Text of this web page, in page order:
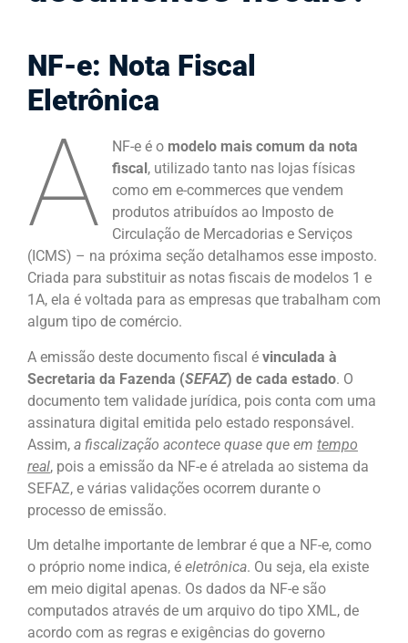
NF-e: Nota Fiscal
Eletrônica
A NF-e é o modelo mais comum da nota
fiscal , utilizado tanto nas lojas físicas
como em e-commerces que vendem
produtos atribuídos ao Imposto de
Circulação de Mercadorias e Serviços
(ICMS) – na próxima seção detalhamos esse imposto.
Criada para substituir as notas fiscais de modelos 1 e
1A, ela é voltada para as empresas que trabalham com
algum tipo de comércio.
A emissão deste documento fiscal é vinculada à
Secretaria da Fazenda (SEFAZ) de cada estado. O
documento tem validade jurídica, pois conta com uma
assinatura digital emitida pelo estado responsável.
Assim, a fiscalização acontece quase que em tempo
real, pois a emissão da NF-e é atrelada ao sistema da
SEFAZ, e várias validações ocorrem durante o
processo de emissão.
Um detalhe importante de lembrar é que a NF-e, como
o próprio nome indica, é eletrônica. Ou seja, ela existe
em meio digital apenas. Os dados da NF-e são
computados através de um arquivo do tipo XML, de
acordo com as regras e exigências do governo